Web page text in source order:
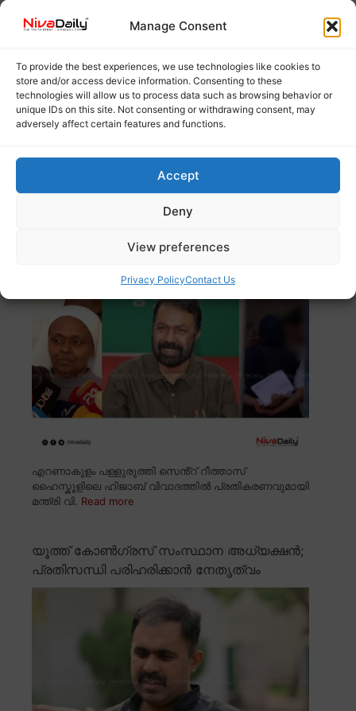
Manage Consent
To provide the best experiences, we use technologies like cookies to
store and/or access device information. Consenting to these
technologies will allow us to process data such as browsing behavior or
unique IDs on this site. Not consenting or withdrawing consent, may
adversely affect certain features and functions.
Accept
Deny
View preferences
Privacy PolicyContact Us
കൊല്ലം ജില്ലാ നേതൃത്വത്തിനെതിരെ
രംഗത്ത്. പാർട്ടിയിൽRead more
ഹിജാബ് വിവാദം: സ്കൂളിൽ തുടരാൻ
സംരക്ഷണം നൽകുമെന്ന് മന്ത്രി വി.
എറണാകുളം പള്ളുരുത്തി സെൻ്റ് റീത്താസ്
ഹൈസ്കൂളിലെ ഹിജാബ് വിവാദത്തിൽ പ്രതികരണവുമായി
മന്ത്രി വി. Read more
യൂത്ത് കോൺഗ്രസ് സംസ്ഥാന അധ്യക്ഷൻ;
പ്രതിസന്ധി പരിഹരിക്കാൻ നേതൃത്വം